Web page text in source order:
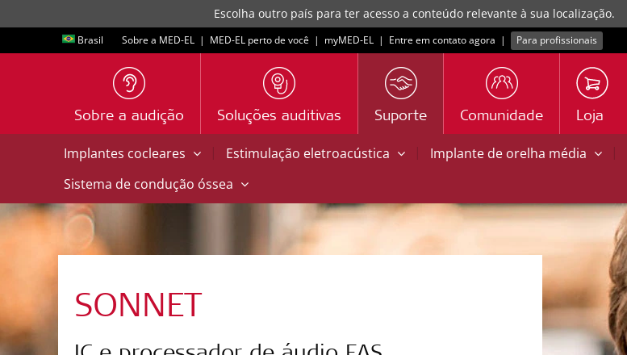
Escolha outro país para ter acesso a conteúdo relevante à sua localização.
Brasil Sobre a MED-EL | MED-EL perto de você | myMED‑EL | Entre em contato agora | Para profissionais
Sobre a audição Soluções auditivas Suporte Comunidade Loja
Implantes cocleares | Estimulação eletroacústica | Implante de orelha média |
Sistema de condução óssea
SONNET